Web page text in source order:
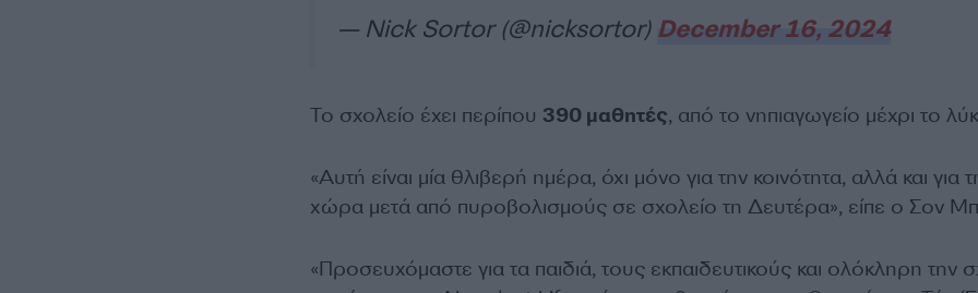
— Nick Sortor (@nicksortor) December 16, 2024
Το σχολείο έχει περίπου 390 μαθητές, από το νηπιαγωγείο μέχρι το
«Αυτή είναι μία θλιβερή ημέρα, όχι μόνο για την κοινότητα, αλλά και για
χώρα μετά από πυροβολισμούς σε σχολείο τη Δευτέρα», είπε ο Σον
«Προσευχόμαστε για τα παιδιά, τους εκπαιδευτικούς και ολόκληρη την